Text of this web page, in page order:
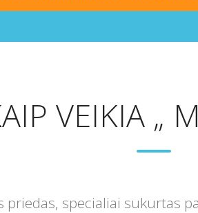
VEIKIA „
specialiai sukurtas